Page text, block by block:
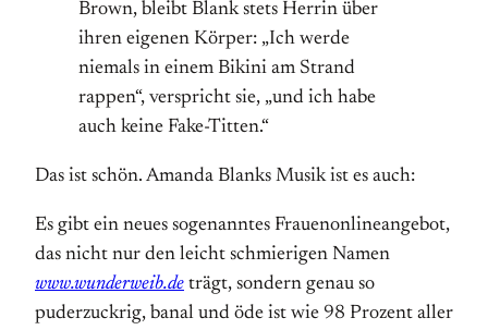
Brown, bleibt Blank stets Herrin über
ihren eigenen Körper: „Ich werde
niemals in einem Bikini am Strand
rappen“, verspricht sie, „und ich habe
auch keine Fake-Titten.“
Das ist schön. Amanda Blanks Musik ist es auch:
Es gibt ein neues sogenanntes Frauenonlineangebot,
das nicht nur den leicht schmierigen Namen
www.wunderweib.de trägt, sondern genau so
puderzuckrig, banal und öde ist wie 98 Prozent aller